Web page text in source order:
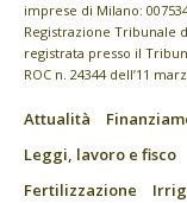
imprese di Milano:
Registrazione Tribunale
registrata presso il
ROC n. 24344 dell’11
Attualità
Leggi, lavoro e fisco
Fertilizzazione